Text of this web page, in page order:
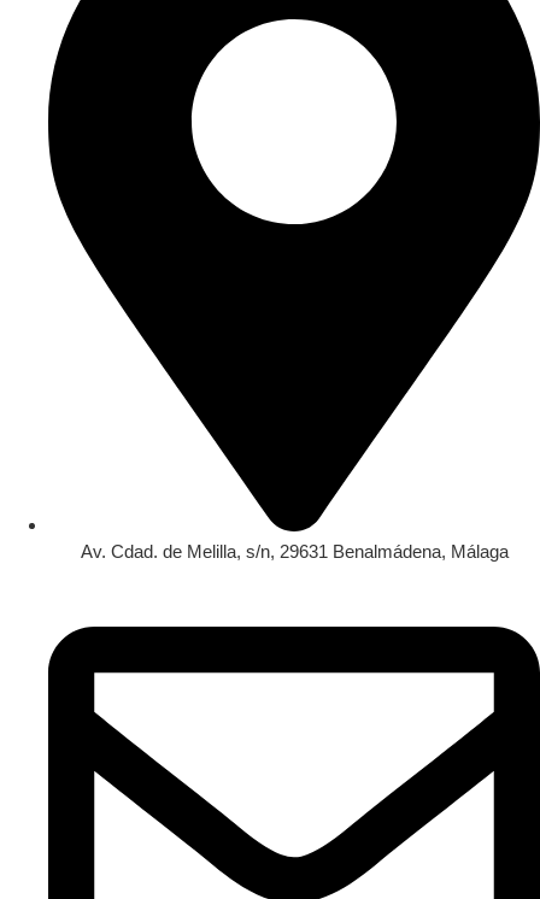
Av. Cdad. de Melilla, s/n, 29631 Benalmádena, Málaga